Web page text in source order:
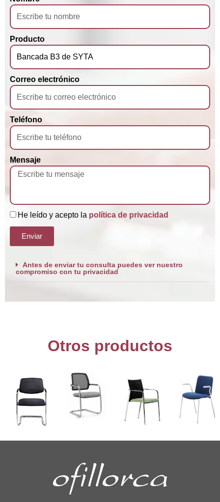
Producto
Correo electrónico
Teléfono
Mensaje
He leído y acepto la política de privacidad
Enviar
Antes de enviar tu consulta puedes ver nuestro
compromiso con tu privacidad
Otros productos